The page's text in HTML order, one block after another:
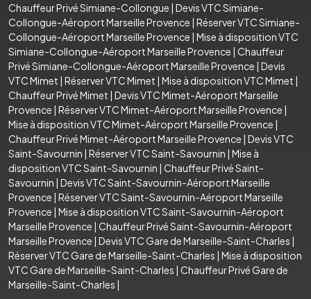
Chauffeur Privé Simiane-Collongue | Devis VTC Simiane-
Collongue-Aéroport Marseille Provence | Réserver VTC Simiane-
Collongue-Aéroport Marseille Provence | Mise à disposition VTC
Simiane-Collongue-Aéroport Marseille Provence | Chauffeur
Privé Simiane-Collongue-Aéroport Marseille Provence | Devis
VTC Mimet | Réserver VTC Mimet | Mise à disposition VTC Mimet |
Chauffeur Privé Mimet | Devis VTC Mimet-Aéroport Marseille
Provence | Réserver VTC Mimet-Aéroport Marseille Provence |
Mise à disposition VTC Mimet-Aéroport Marseille Provence |
Chauffeur Privé Mimet-Aéroport Marseille Provence | Devis VTC
Saint-Savournin | Réserver VTC Saint-Savournin | Mise à
disposition VTC Saint-Savournin | Chauffeur Privé Saint-
Savournin | Devis VTC Saint-Savournin-Aéroport Marseille
Provence | Réserver VTC Saint-Savournin-Aéroport Marseille
Provence | Mise à disposition VTC Saint-Savournin-Aéroport
Marseille Provence | Chauffeur Privé Saint-Savournin-Aéroport
Marseille Provence | Devis VTC Gare de Marseille-Saint-Charles |
Réserver VTC Gare de Marseille-Saint-Charles | Mise à disposition
VTC Gare de Marseille-Saint-Charles | Chauffeur Privé Gare de
Marseille-Saint-Charles |